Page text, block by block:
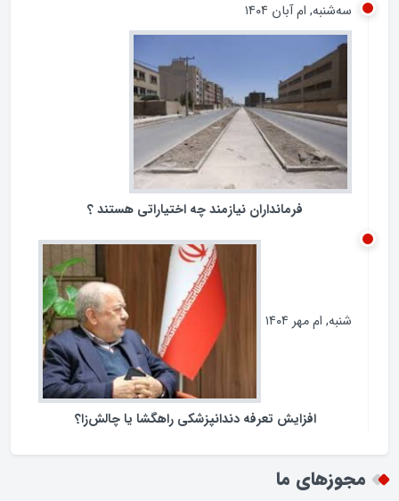
سه‌شنبه, ام آبان ۱۴۰۴
فرمانداران نیازمند چه اختیاراتی هستند ؟
شنبه, ام مهر ۱۴۰۴
افزایش تعرفه دندانپزشکی راهگشا یا چالش‌زا؟
مجوزهای ما